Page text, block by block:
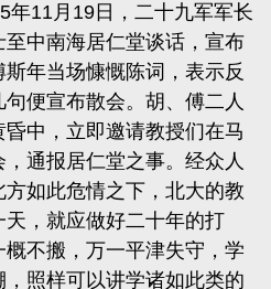
年11月19日，二十九军军长
中南海居仁堂谈话，宣布
年当场慷慨陈词，表示反
便宣布散会。胡、傅二人
中，立即邀请教授们在马
通报居仁堂之事。经众人
如此危情之下，北大的教
，就应做好二十年的打
不搬，万一平津失守，学
照样可以讲学诸如此类的